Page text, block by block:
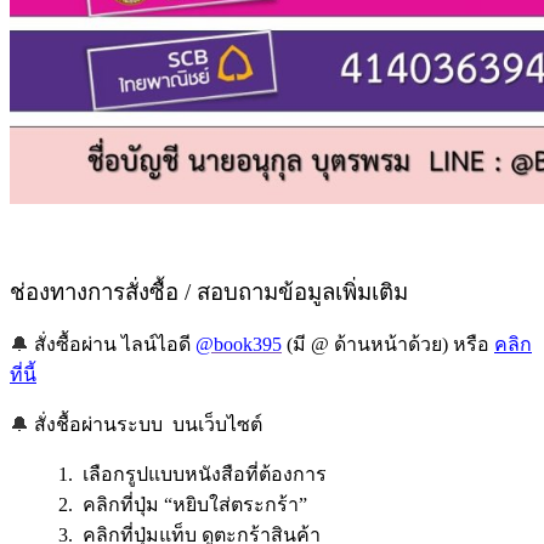
ช่องทางการสั่งซื้อ / สอบถามข้อมูลเพิ่มเติม
🔔 สั่งซื้อผ่าน ไลน์ไอดี @book395 (มี @ ด้านหน้าด้วย) หรือ คลิก
ที่นี้
🔔 สั่งชื้อผ่านระบบ บนเว็บไซต์
1. เลือกรูปแบบหนังสือที่ต้องการ
2. คลิกที่ปุ่ม “หยิบใส่ตระกร้า”
3. คลิกที่ปุ่มแท็บ ดูตะกร้าสินค้า